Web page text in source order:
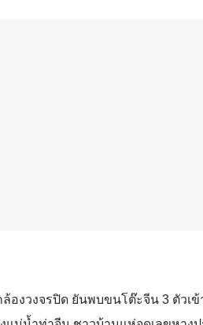
องวงจรปิด ยันพบขนโต๊ะจีน 3 ตัวเข้